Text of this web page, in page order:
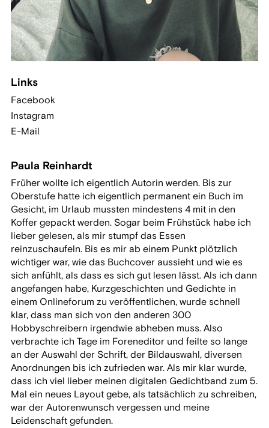
Links
Facebook
Instagram
E-Mail
Paula Reinhardt
Früher wollte ich eigentlich Autorin werden. Bis zur
Oberstufe hatte ich eigentlich permanent ein Buch im
Gesicht, im Urlaub mussten mindestens 4 mit in den
Koffer gepackt werden. Sogar beim Frühstück habe ich
lieber gelesen, als mir stumpf das Essen
reinzuschaufeln. Bis es mir ab einem Punkt plötzlich
wichtiger war, wie das Buchcover aussieht und wie es
sich anfühlt, als dass es sich gut lesen lässt. Als ich dann
angefangen habe, Kurzgeschichten und Gedichte in
einem Onlineforum zu veröffentlichen, wurde schnell
klar, dass man sich von den anderen 300
Hobbyschreibern irgendwie abheben muss. Also
verbrachte ich Tage im Foreneditor und feilte so lange
an der Auswahl der Schrift, der Bildauswahl, diversen
Anordnungen bis ich zufrieden war. Als mir klar wurde,
dass ich viel lieber meinen digitalen Gedichtband zum 5.
Mal ein neues Layout gebe, als tatsächlich zu schreiben,
war der Autorenwunsch vergessen und meine
Leidenschaft gefunden.